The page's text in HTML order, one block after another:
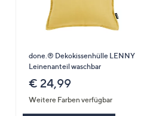
done.® Dekokissenhülle LENNY
Leinenanteil waschbar
€ 24,99
Weitere Farben verfügbar